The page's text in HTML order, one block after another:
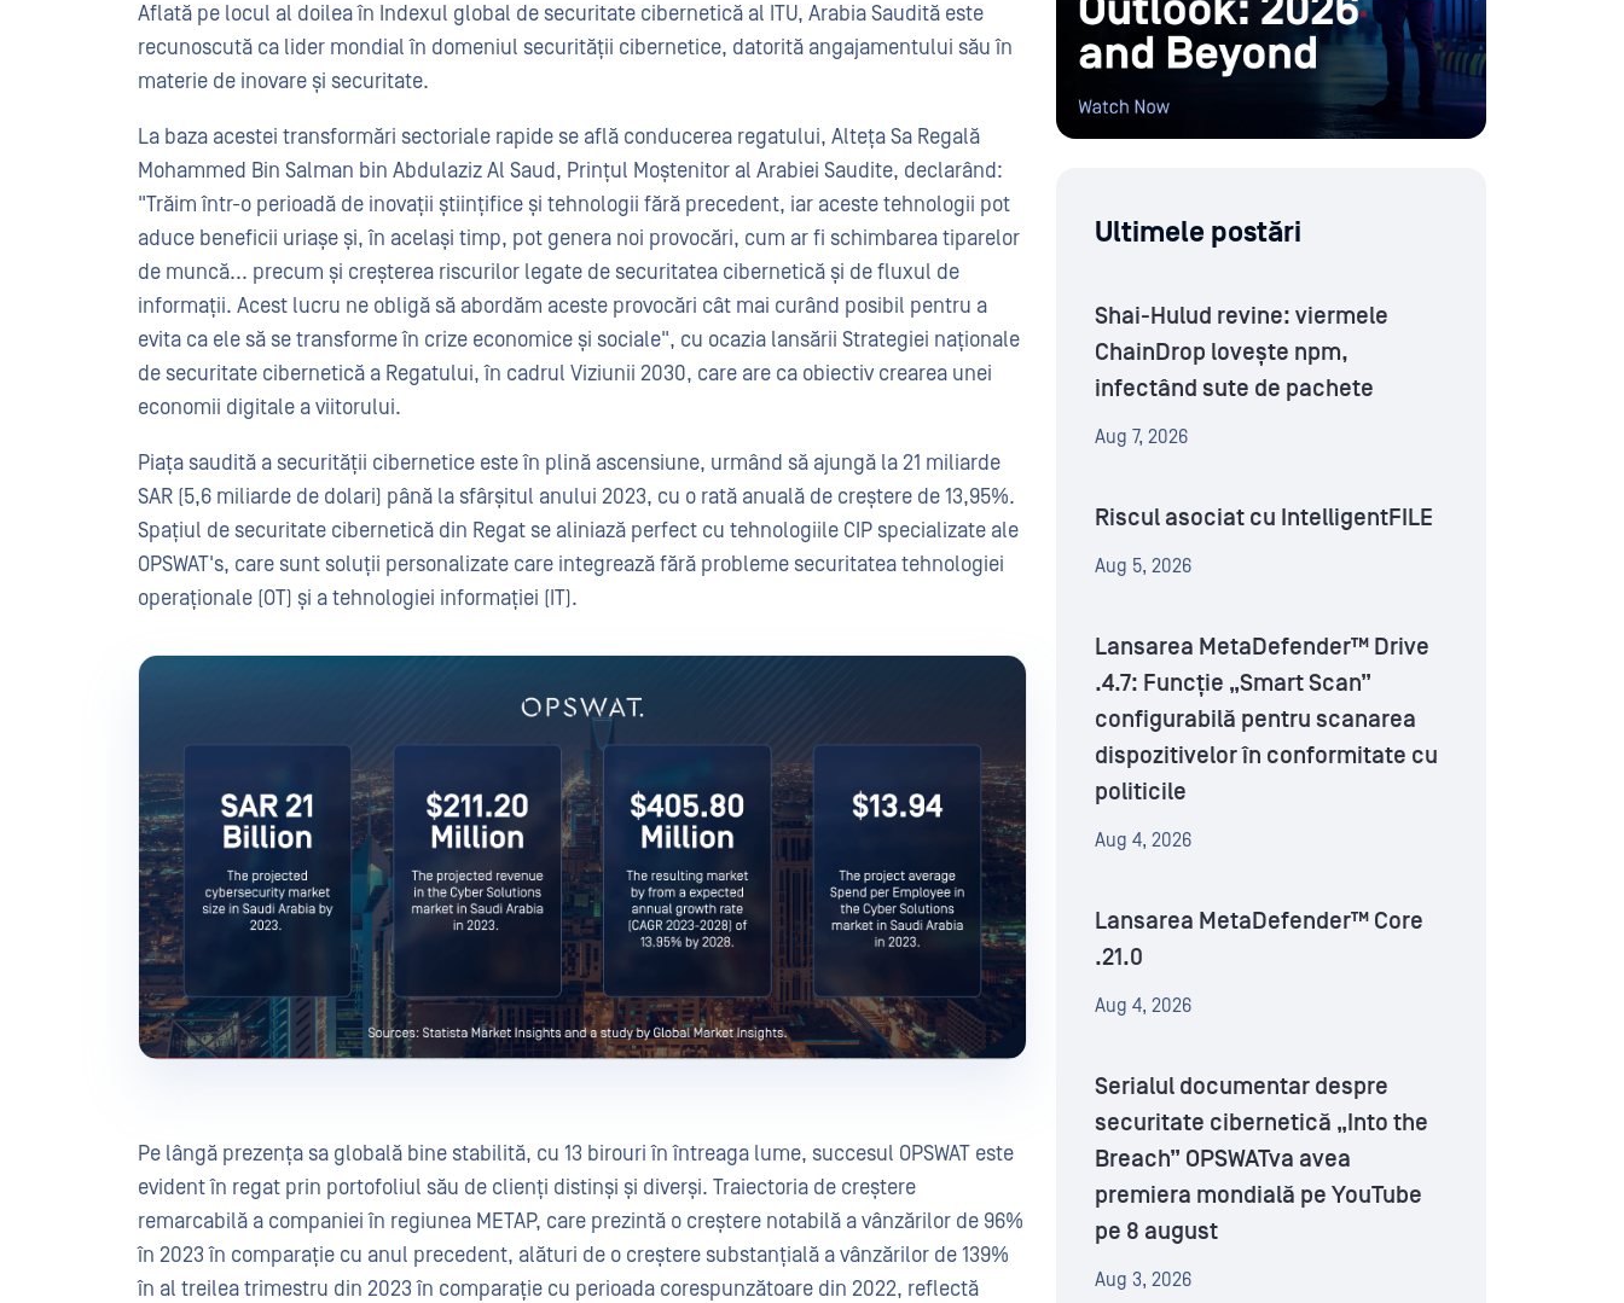
Aflată pe locul al doilea în Indexul global de securitate cibernetică al ITU, Arabia Saudită este
recunoscută ca lider mondial în domeniul securității cibernetice, datorită angajamentului său în
materie de inovare și securitate.
La baza acestei transformări sectoriale rapide se află conducerea regatului, Alteța Sa Regală
Mohammed Bin Salman bin Abdulaziz Al Saud, Prințul Moștenitor al Arabiei Saudite, declarând:
"Trăim într-o perioadă de inovații științifice și tehnologii fără precedent, iar aceste tehnologii pot
aduce beneficii uriașe și, în același timp, pot genera noi provocări, cum ar fi schimbarea tiparelor
de muncă... precum și creșterea riscurilor legate de securitatea cibernetică și de fluxul de
informații. Acest lucru ne obligă să abordăm aceste provocări cât mai curând posibil pentru a
evita ca ele să se transforme în crize economice și sociale", cu ocazia lansării Strategiei naționale
de securitate cibernetică a Regatului, în cadrul Viziunii 2030, care are ca obiectiv crearea unei
economii digitale a viitorului.
Piața saudită a securității cibernetice este în plină ascensiune, urmând să ajungă la 21 miliarde
SAR (5,6 miliarde de dolari) până la sfârșitul anului 2023, cu o rată anuală de creștere de 13,95%.
Spațiul de securitate cibernetică din Regat se aliniază perfect cu tehnologiile CIP specializate ale
OPSWAT's, care sunt soluții personalizate care integrează fără probleme securitatea tehnologiei
operaționale (OT) și a tehnologiei informației (IT).
Pe lângă prezența sa globală bine stabilită, cu 13 birouri în întreaga lume, succesul OPSWAT este
evident în regat prin portofoliul său de clienți distinși și diverși. Traiectoria de creștere
remarcabilă a companiei în regiunea METAP, care prezintă o creștere notabilă a vânzărilor de 96%
în 2023 în comparație cu anul precedent, alături de o creștere substanțială a vânzărilor de 139%
în al treilea trimestru din 2023 în comparație cu perioada corespunzătoare din 2022, reflectă
Ultimele postări
Shai-Hulud revine: viermele
ChainDrop lovește npm,
infectând sute de pachete
Aug 7, 2026
Riscul asociat cu IntelligentFILE
Aug 5, 2026
Lansarea MetaDefender™ Drive
.4.7: Funcție „Smart Scan”
configurabilă pentru scanarea
dispozitivelor în conformitate cu
politicile
Aug 4, 2026
Lansarea MetaDefender™ Core
.21.0
Aug 4, 2026
Serialul documentar despre
securitate cibernetică „Into the
Breach” OPSWATva avea
premiera mondială pe YouTube
pe 8 august
Aug 3, 2026